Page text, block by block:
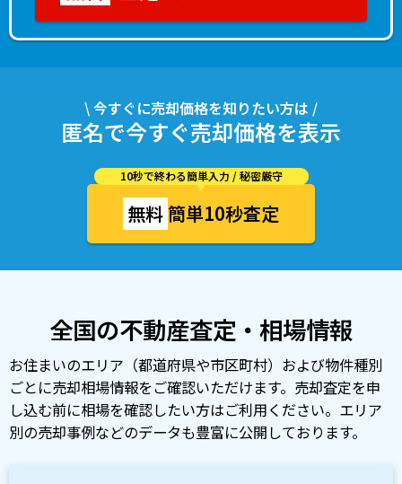
\ 今すぐに売却価格を知りたい方は /
匿名で今すぐ売却価格を表示
10秒で終わる簡単入力 / 秘密厳守
無料簡単10秒査定
全国の不動産査定・相場情報
お住まいのエリア（都道府県や市区町村）および物件種別
ごとに売却相場情報をご確認いただけます。売却査定を申
し込む前に相場を確認したい方はご利用ください。エリア
別の売却事例などのデータも豊富に公開しております。